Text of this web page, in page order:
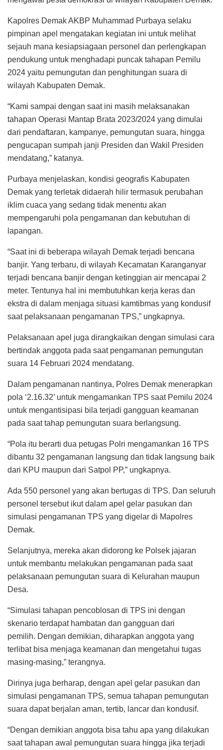
Kapolres Demak AKBP Muhammad Purbaya selaku
pimpinan apel mengatakan kegiatan ini untuk melihat
sejauh mana kesiapsiagaan personel dan perlengkapan
pendukung untuk menghadapi puncak tahapan Pemilu
2024 yaitu pemungutan dan penghitungan suara di
wilayah Kabupaten Demak.
“Kami sampai dengan saat ini masih melaksanakan
tahapan Operasi Mantap Brata 2023/2024 yang dimulai
dari pendaftaran, kampanye, pemungutan suara, hingga
pengucapan sumpah janji Presiden dan Wakil Presiden
mendatang,” katanya.
Purbaya menjelaskan, kondisi geografis Kabupaten
Demak yang terletak didaerah hilir termasuk perubahan
iklim cuaca yang sedang tidak menentu akan
mempengaruhi pola pengamanan dan kebutuhan di
lapangan.
“Saat ini di beberapa wilayah Demak terjadi bencana
banjir. Yang terbaru, di wilayah Kecamatan Karanganyar
terjadi bencana banjir dengan ketinggian air mencapai 2
meter. Tentunya hal ini membutuhkan kerja keras dan
ekstra di dalam menjaga situasi kamtibmas yang kondusif
saat pelaksanaan pengamanan TPS,” ungkapnya.
Pelaksanaan apel juga dirangkaikan dengan simulasi cara
bertindak anggota pada saat pengamanan pemungutan
suara 14 Februari 2024 mendatang.
Dalam pengamanan nantinya, Polres Demak menerapkan
pola ‘2.16.32’ untuk mengamankan TPS saat Pemilu 2024
untuk mengantisipasi bila terjadi gangguan keamanan
pada saat tahap pemungutan suara berlangsung.
“Pola itu berarti ​​​dua petugas Polri mengamankan 16 TPS
dibantu 32 pengamanan langsung dan tidak langsung baik
dari KPU maupun dari Satpol PP,” ungkapnya.
Ada 550 personel yang akan bertugas di TPS. Dan seluruh
personel tersebut ikut dalam apel gelar pasukan dan
simulasi pengamanan TPS yang digelar di Mapolres
Demak.
Selanjutnya, mereka akan didorong ke Polsek jajaran
untuk membantu melakukan pengamanan pada saat
pelaksanaan pemungutan suara di Kelurahan maupun
Desa.
“Simulasi tahapan pencoblosan di TPS ini dengan
skenario terdapat hambatan dan gangguan dari
pemilih. Dengan demikian, diharapkan anggota yang
terlibat bisa menjaga keamanan dan mengetahui tugas
masing-masing,” terangnya.
Dirinya juga berharap, dengan apel gelar pasukan dan
simulasi pengamanan TPS, semua tahapan pemungutan
suara dapat berjalan aman, tertib, lancar dan kondusif.
“Dengan demikian anggota bisa tahu apa yang dilakukan
saat tahapan awal pemungutan suara hingga jika terjadi